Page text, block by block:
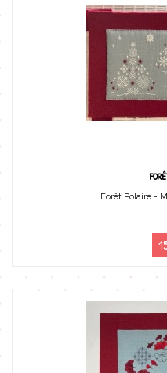
Forêt Polaire -